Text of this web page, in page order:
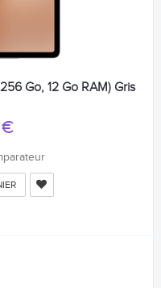
Go, 12 Go RAM) Gris
€